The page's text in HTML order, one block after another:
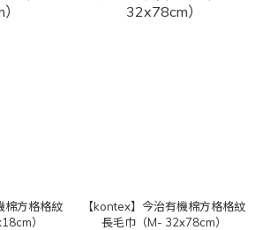
棉方格格紋
）
【kontex】今治有機棉方格格紋
長毛巾（M- 32x78cm）